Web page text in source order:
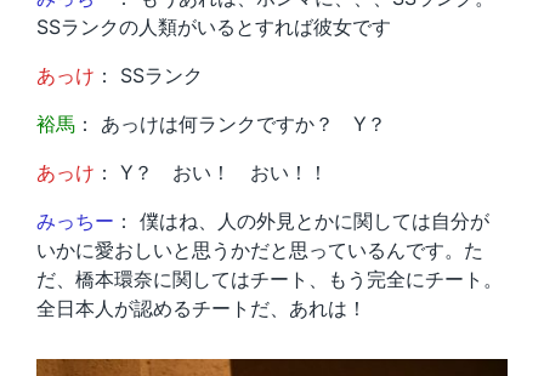
SSランクの人類がいるとすれば彼女です
あっけ ： SSランク
裕馬 ： あっけは何ランクですか？ Y？
あっけ ： Y？ おい！ おい！！
みっちー ： 僕はね、人の外見とかに関しては自分が
いかに愛おしいと思うかだと思っているんです。た
だ、橋本環奈に関してはチート、もう完全にチート。
全日本人が認めるチートだ、あれは！